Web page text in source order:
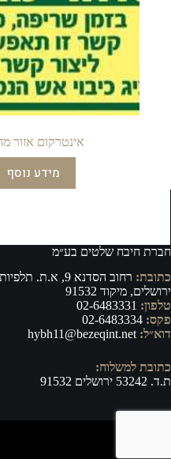
אינטרקום אזור
מידע נוסף
חברת חיבח שלטים בע״מ
כתובת:
רחוב הסדנא 9, א.ת. תלפיות
ירושלים, מיקוד 91532
טלפון: 02-6483331
פקס:
דוא״ל: hybh11@bezeqint.net
כתובת למשלוח:
ת.ד. 53242 ירושלים 91532